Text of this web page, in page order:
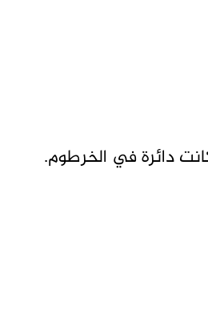
دائرة في الخرطوم.